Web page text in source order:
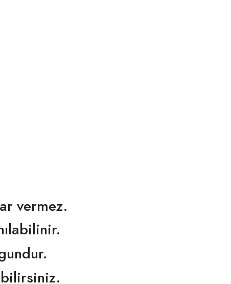
vermez.